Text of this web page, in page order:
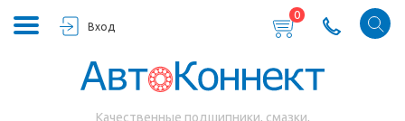
Вход
0
Качественные подшипники, смазки,